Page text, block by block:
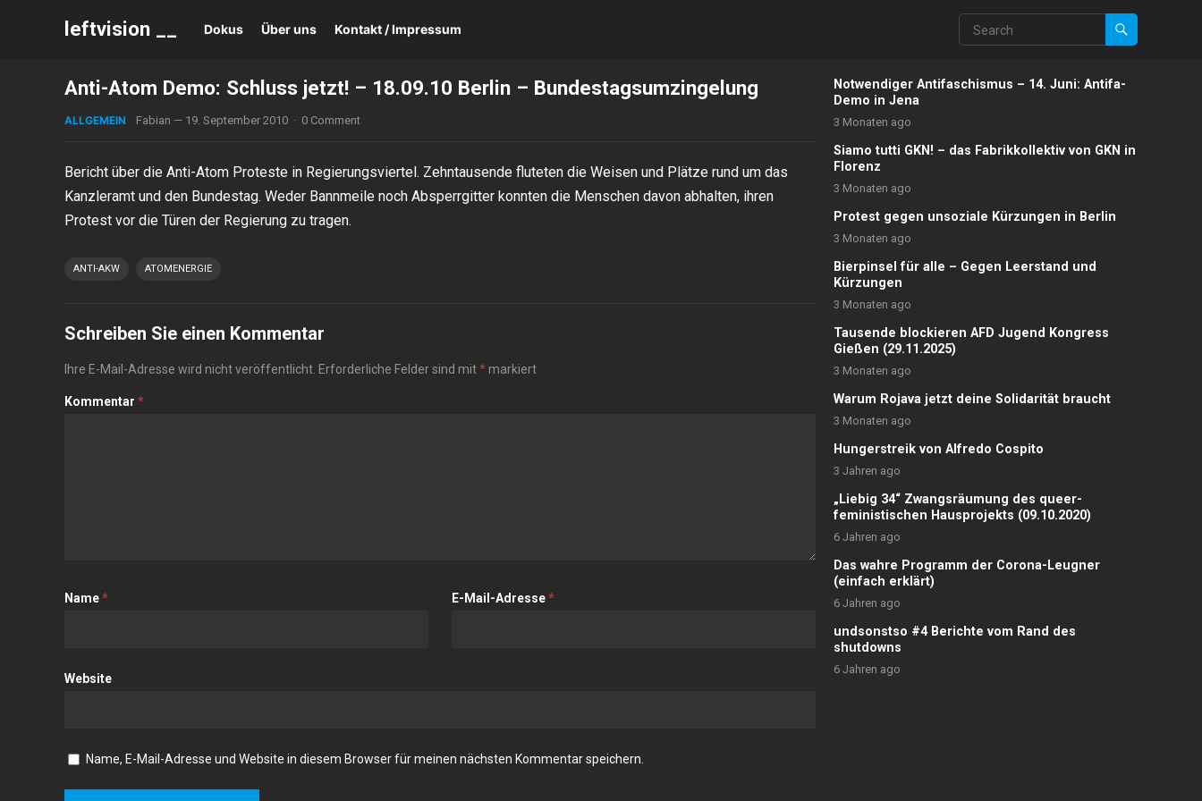
leftvision __ Dokus Über uns Kontakt / Impressum
Anti-Atom Demo: Schluss jetzt! – 18.09.10 Berlin – Bundestagsumzingelung
ALLGEMEIN Fabian — 19. September 2010 · 0 Comment
Bericht über die Anti-Atom Proteste in Regierungsviertel. Zehntausende fluteten die Weisen und Plätze rund um das
Kanzleramt und den Bundestag. Weder Bannmeile noch Absperrgitter konnten die Menschen davon abhalten, ihren
Protest vor die Türen der Regierung zu tragen.
ANTI-AKW ATOMENERGIE
Schreiben Sie einen Kommentar
Ihre E-Mail-Adresse wird nicht veröffentlicht. Erforderliche Felder sind mit* markiert
Kommentar *
Name* E-Mail-Adresse*
Website
Name, E-Mail-Adresse und Website in diesem Browser für meinen nächsten Kommentar speichern.
Notwendiger Antifaschismus – 14. Juni: Antifa-
Demo in Jena
3 Monaten ago
Siamo tutti GKN! – das Fabrikkollektiv von GKN in
Florenz
3 Monaten ago
Protest gegen unsoziale Kürzungen in Berlin
3 Monaten ago
Bierpinsel für alle – Gegen Leerstand und
Kürzungen
3 Monaten ago
Tausende blockieren AFD Jugend Kongress
Gießen (29.11.2025)
3 Monaten ago
Warum Rojava jetzt deine Solidarität braucht
3 Monaten ago
Hungerstreik von Alfredo Cospito
3 Jahren ago
„Liebig 34“ Zwangsräumung des queer-
feministischen Hausprojekts (09.10.2020)
6 Jahren ago
Das wahre Programm der Corona-Leugner
(einfach erklärt)
6 Jahren ago
undsonstso #4 Berichte vom Rand des
shutdowns
6 Jahren ago